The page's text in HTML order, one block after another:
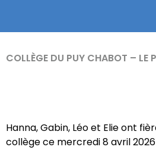
COLLÈGE DU PUY CHABOT – LE
Hanna, Gabin, Léo et Elie ont
collège ce mercredi 8 avril 2026